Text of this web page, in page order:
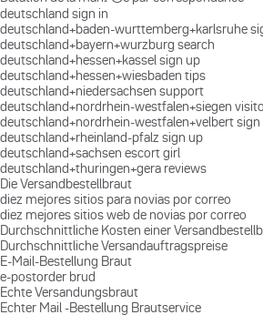
deutschland sign in
deutschland+baden-wurttemberg+karlsruhe
deutschland+bayern+wurzburg search
deutschland+hessen+kassel sign up
deutschland+hessen+wiesbaden tips
deutschland+niedersachsen support
deutschland+nordrhein-westfalen+siegen
deutschland+nordrhein-westfalen+velbert sign
deutschland+rheinland-pfalz sign up
deutschland+sachsen escort girl
deutschland+thuringen+gera reviews
Die Versandbestellbraut
diez mejores sitios para novias por correo
diez mejores sitios web de novias por correo
Durchschnittliche Kosten einer
Durchschnittliche Versandauftragspreise
E-Mail-Bestellung Braut
e-postorder brud
Echte Versandungsbraut
Echter Mail -Bestellung Brautservice